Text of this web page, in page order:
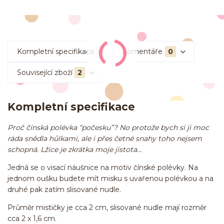
Kompletní specifikace Komentáře 0
Související zboží 2
Kompletní specifikace
Proč čínská polévka “počesku”? No protože bych si ji moc
ráda snědla hůlkami, ale i přes četné snahy toho nejsem
schopná. Lžíce je zkrátka moje jistota...
Jedná se o visací náušnice na motiv čínské polévky. Na
jednom oušku budete mít misku s uvařenou polévkou a na
druhé pak zatím slisované nudle.
Průměr mističky je cca 2 cm, slisované nudle mají rozměr
cca 2 x 1,6 cm.